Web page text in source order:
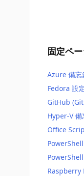
固定ペ
Azure 備忘
Fedora 設
GitHub
Hyper-V 備
Office
Raspberry